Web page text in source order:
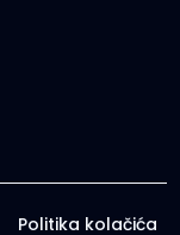
Politika kolačića